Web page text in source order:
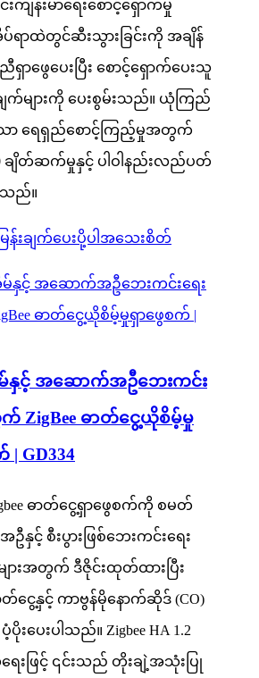
ကျန်းမာရေးစောင့်ရှောက်မှု
ာထဲတွင်ဆီးသွားခြင်းကို အချိန်
ရှာဖွေပေးပြီး စောင့်ရှောက်ပေးသူ
က်များကို ပေးစွမ်းသည်။ ယုံကြည်
ာ ရေရှည်စောင့်ကြည့်မှုအတွက်
ချိတ်ဆက်မှုနှင့် ပါဝါနည်းလည်ပတ်
သည်။
န်းချက်ပေးပို့ပါ အသေးစိတ်
င့် အဆောက်အဦဘေးကင်း
ZigBee ဓာတ်ငွေ့ယိုစိမ့်မှု
| GD334
ဓာတ်ငွေ့ရှာဖွေစက်ကို စမတ်
နှင့် စီးပွားဖြစ်ဘေးကင်းရေး
ျားအတွက် ဒီဇိုင်းထုတ်ထားပြီး
ငွေ့နှင့် ကာဗွန်မိုနောက်ဆိုဒ် (CO)
းပေးပါသည်။ Zigbee HA 1.2
ဖြင့် ၎င်းသည် တိုးချဲ့အသုံးပြု